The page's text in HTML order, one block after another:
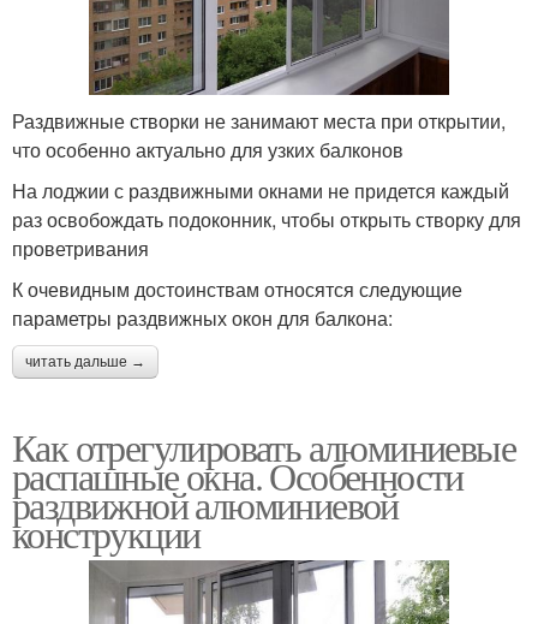
Раздвижные створки не занимают места при открытии,
что особенно актуально для узких балконов
На лоджии с раздвижными окнами не придется каждый
раз освобождать подоконник, чтобы открыть створку для
проветривания
К очевидным достоинствам относятся следующие
параметры раздвижных окон для балкона:
читать дальше →
Как отрегулировать алюминиевые
распашные окна. Особенности
раздвижной алюминиевой
конструкции